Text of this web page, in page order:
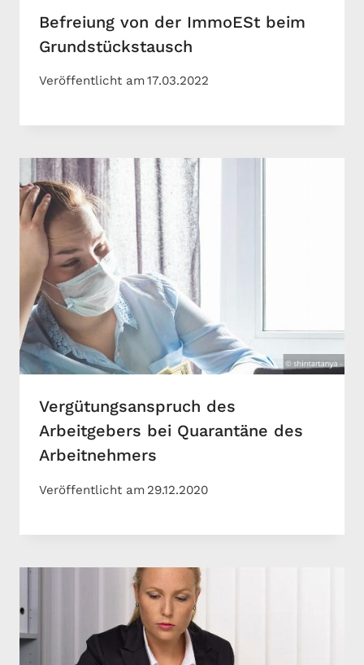
Befreiung von der ImmoESt beim
Grundstückstausch
Veröffentlicht am17.03.2022
Vergütungsanspruch des
Arbeitgebers bei Quarantäne des
Arbeitnehmers
Veröffentlicht am 29.12.2020